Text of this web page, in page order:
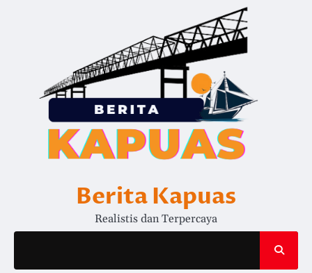
Berita Kapuas
Realistis dan Terpercaya